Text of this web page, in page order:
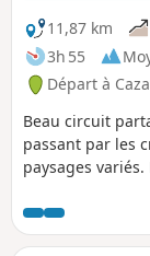
11,87 km
3h 55
Départ à
Beau circuit
passant par les
paysages
peu empruntée.